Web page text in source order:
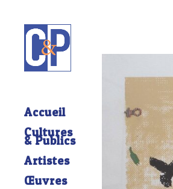
Accueil
Cultures
& Publics
Artistes
Œuvres